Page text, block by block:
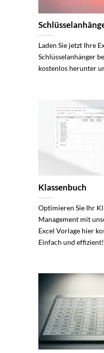
Laden Sie jetzt Ihre
Schlüsselanhänger
kostenlos herunter
Klassenbuch
Optimieren Sie Ihr
Management mit
Excel Vorlage hier
Einfach und effizient!